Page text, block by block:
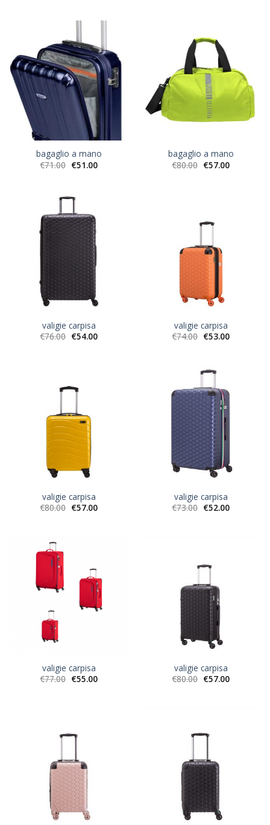
bagaglio a mano
€71.00 €51.00
bagaglio a mano
€80.00 €57.00
valigie carpisa
€76.00 €54.00
valigie carpisa
€74.00 €53.00
valigie carpisa
€80.00 €57.00
valigie carpisa
€73.00 €52.00
valigie carpisa
€77.00 €55.00
valigie carpisa
€80.00 €57.00